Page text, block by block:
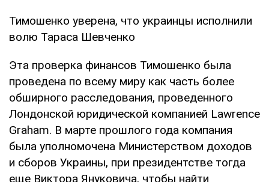
Тимошенко уверена, что украинцы исполнили
волю Тараса Шевченко
Эта проверка финансов Тимошенко была
проведена по всему миру как часть более
обширного расследования, проведенного
Лондонской юридической компанией Lawrence
Graham. В марте прошлого года компания
была уполномочена Министерством доходов
и сборов Украины, при президентстве тогда
еще Виктора Януковича, чтобы найти